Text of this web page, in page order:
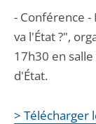
- Conférence
va l'État ?",
17h30 en
d'État.
> Télécharger